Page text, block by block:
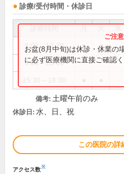
診療/受付時間・休診日
9:00～12:30 ● ●
9:00～13:00
お盆(8月中旬)は休診・休業の
に必ず医療機関に直接ご確認く
備考: 土曜午前のみ
休診日: 水、日、祝
この医院の詳
アクセス数※